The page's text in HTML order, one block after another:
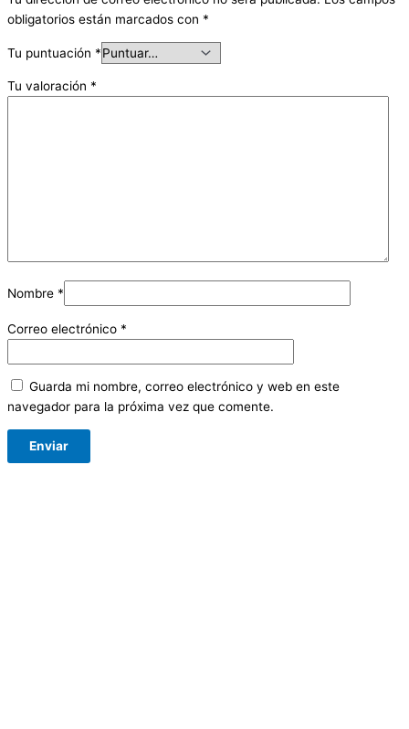
obligatorios están marcados con *
Tu puntuación *
Tu valoración *
Nombre *
Correo electrónico *
Guarda mi nombre, correo electrónico y web en este
navegador para la próxima vez que comente.